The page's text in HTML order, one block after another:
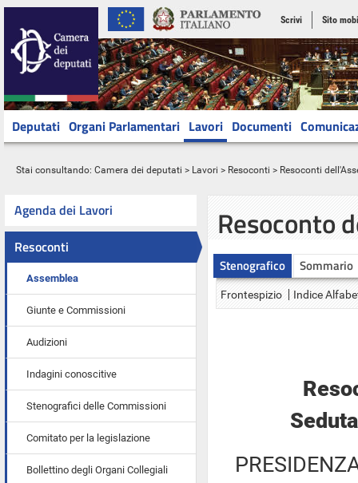
Scrivi Sito
Deputati Organi Parlamentari Lavori Documenti
Stai consultando: Camera dei deputati > Lavori > Resoconti > Resoconti
Agenda dei Lavori
Resoconti
Assemblea
Giunte e Commissioni
Audizioni
Indagini conoscitive
Stenografici delle Commissioni
Comitato per la legislazione
Bollettino degli Organi Collegiali
Resoconto
Stenografico Sommario
Frontespizio Indice